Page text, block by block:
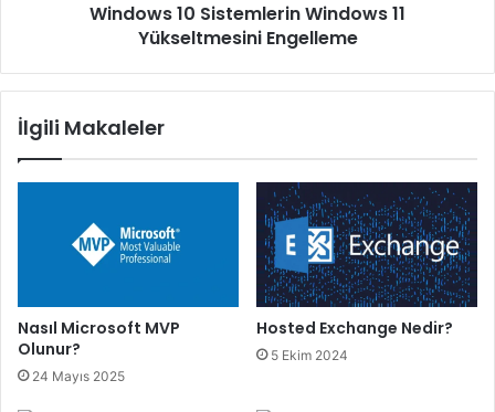
Windows 10 Sistemlerin Windows 11
Yükseltmesini Engelleme
İlgili Makaleler
Nasıl Microsoft MVP
Olunur?
24 Mayıs 2025
Hosted Exchange Nedir?
5 Ekim 2024